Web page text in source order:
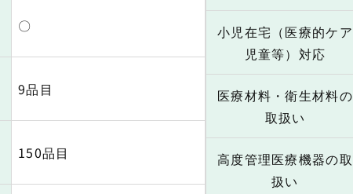
〇
9品目
150品目
小児在宅（医療的ケア
児童等）対応
医療材料・衛生材料の
取扱い
高度管理医療機器の取
扱い